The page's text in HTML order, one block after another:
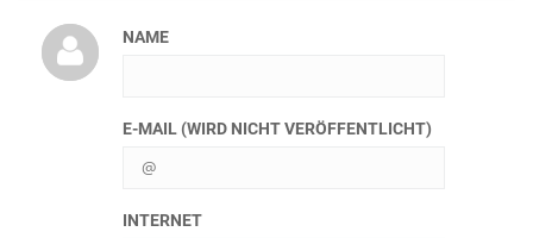
NAME
E-MAIL (WIRD NICHT VERÖFFENTLICHT)
INTERNET